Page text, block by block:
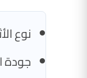
نوع
جودة